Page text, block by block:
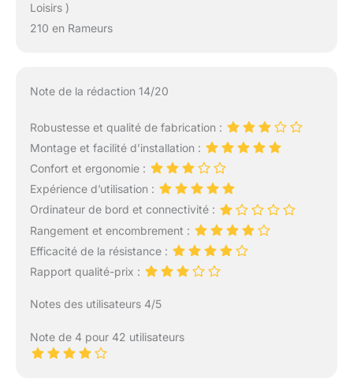
Loisirs )
210 en Rameurs
Note de la rédaction 14/20
Robustesse et qualité de fabrication :
Montage et facilité d’installation :
Confort et ergonomie :
Expérience d’utilisation :
Ordinateur de bord et connectivité :
Rangement et encombrement :
Efficacité de la résistance :
Rapport qualité-prix :
Notes des utilisateurs 4/5
Note de 4 pour 42 utilisateurs